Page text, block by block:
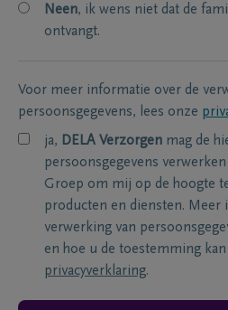
Neen, ik wens niet dat de
ontvangt.
Voor meer informatie over de
persoonsgegevens, lees onze
ja, DELA Verzorgen mag de
persoonsgegevens
Groep om mij op de hoogte
producten en diensten.
verwerking van
en hoe u de toestemming
privacyverklaring.